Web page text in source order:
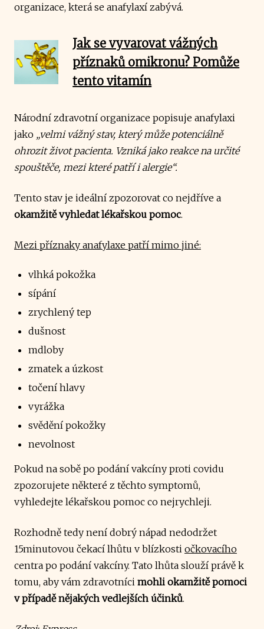
organizace, která se anafylaxí zabývá.
Jak se vyvarovat vážných
příznaků omikronu? Pomůže
tento vitamín
Národní zdravotní organizace popisuje anafylaxi
jako „velmi vážný stav, který může potenciálně
ohrozit život pacienta. Vzniká jako reakce na určité
spouštěče, mezi které patří i alergie“.
Tento stav je ideální zpozorovat co nejdříve a
okamžitě vyhledat lékařskou pomoc.
Mezi příznaky anafylaxe patří mimo jiné:
vlhká pokožka
sípání
zrychlený tep
dušnost
mdloby
zmatek a úzkost
točení hlavy
vyrážka
svědění pokožky
nevolnost
Pokud na sobě po podání vakcíny proti covidu
zpozorujete některé z těchto symptomů,
vyhledejte lékařskou pomoc co nejrychleji.
Rozhodně tedy není dobrý nápad nedodržet
15minutovou čekací lhůtu v blízkosti očkovacího
centra po podání vakcíny. Tato lhůta slouží právě k
tomu, aby vám zdravotníci mohli okamžitě pomoci
v případě nějakých vedlejších účinků.